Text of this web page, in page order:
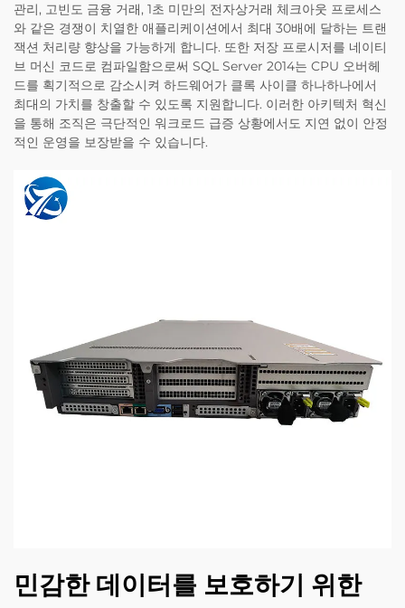
관리, 고빈도 금융 거래, 1초 미만의 전자상거래 체크아웃 프로세스
와 같은 경쟁이 치열한 애플리케이션에서 최대 30배에 달하는 트랜
잭션 처리량 향상을 가능하게 합니다. 또한 저장 프로시저를 네이티
브 머신 코드로 컴파일함으로써 SQL Server 2014는 CPU 오버헤
드를 획기적으로 감소시켜 하드웨어가 클록 사이클 하나하나에서
최대의 가치를 창출할 수 있도록 지원합니다. 이러한 아키텍처 혁신
을 통해 조직은 극단적인 워크로드 급증 상황에서도 지연 없이 안정
적인 운영을 보장받을 수 있습니다.
민감한 데이터를 보호하기 위한